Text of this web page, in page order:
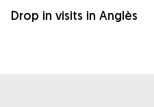
Drop in visits in Anglès